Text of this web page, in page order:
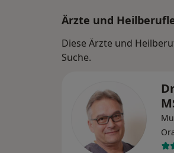
Ärzte und
Diese Ärzte und
Suche.